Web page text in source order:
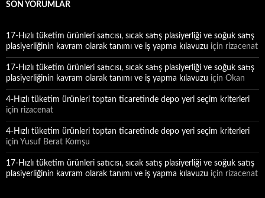
SON YORUMLAR
17-Hızlı tüketim ürünleri satıcısı, sıcak satış plasiyerliği ve soğuk satış
plasiyerliğinin kavram olarak tanımı ve iş yapma kılavuzu için rizacenat
17-Hızlı tüketim ürünleri satıcısı, sıcak satış plasiyerliği ve soğuk satış
plasiyerliğinin kavram olarak tanımı ve iş yapma kılavuzu için Okan
4-Hızlı tüketim ürünleri toptan ticaretinde depo yeri seçim kriterleri
için rizacenat
4-Hızlı tüketim ürünleri toptan ticaretinde depo yeri seçim kriterleri
için Yusuf Berat Komşu
17-Hızlı tüketim ürünleri satıcısı, sıcak satış plasiyerliği ve soğuk satış
plasiyerliğinin kavram olarak tanımı ve iş yapma kılavuzu için rizacenat